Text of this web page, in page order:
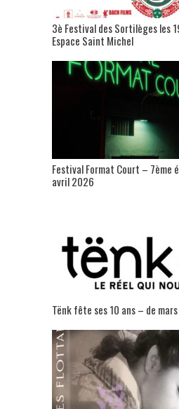
3è Festival des Sortilèges les
Espace Saint Michel
Festival Format Court – 7ème
avril 2026
Tënk fête ses 10 ans – de